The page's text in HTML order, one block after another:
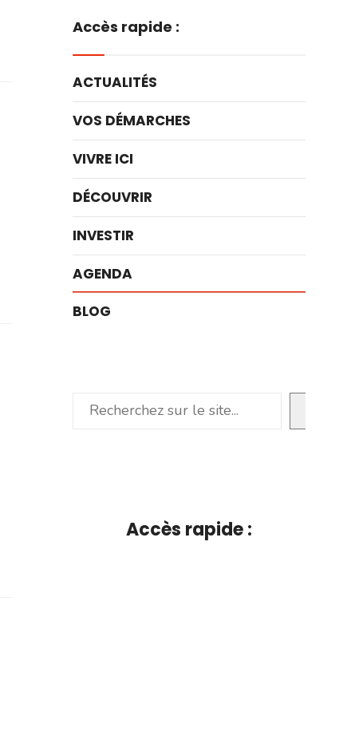
Accès rapide :
ACTUALITÉS
VOS DÉMARCHES
VIVRE ICI
DÉCOUVRIR
INVESTIR
AGENDA
BLOG
Rechercher
Accès rapide :